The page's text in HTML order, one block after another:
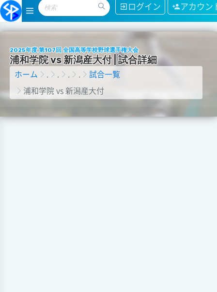
ログイン アカウン
2025年度 第107回 全国高等学校野球選手権大会
浦和学院vs新潟産大付 試合詳細
ホーム 試合一覧
浦和学院 vs 新潟産大付